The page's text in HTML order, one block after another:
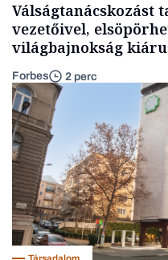
Válságtanácskozást
vezetőivel,
világbajnokság
Forbes 2 perc